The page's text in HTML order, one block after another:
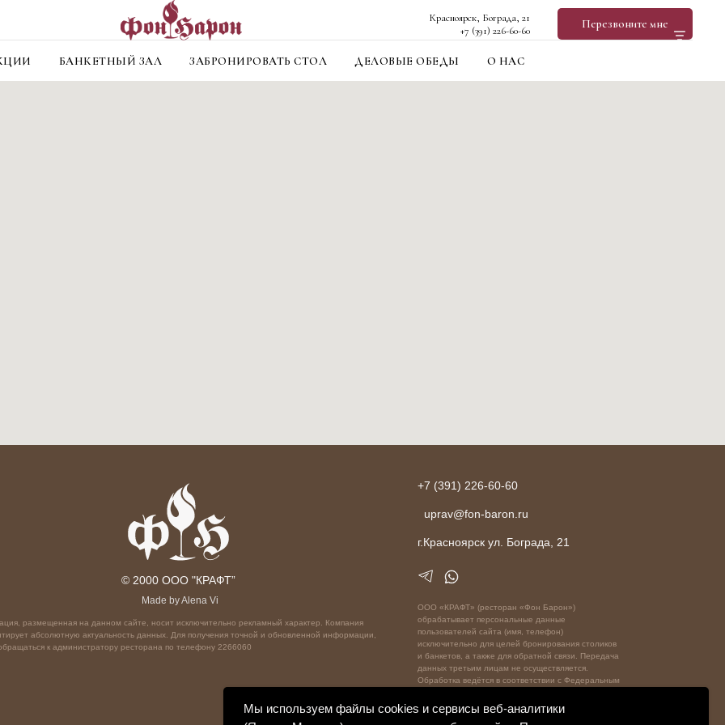
Мы используем файлы cookies и сервисы веб-аналитики
Красноярск, Бограда, 21
+7 (391) 226-60-60
Перезвоните мне
БАНКЕТНЫЙ ЗАЛ ЗАБРОНИРОВАТЬ СТОЛ ДЕЛОВЫЕ ОБЕДЫ О НАС
© 2000 ООО "КРАФТ”
+7 (391) 226-60-60
uprav@fon-baron.ru
г.Красноярск ул. Бограда, 21
ООО «КРАФТ» (ресторан «Фон Барон»)
обрабатывает персональные данные
пользователей сайта (имя, телефон)
исключительно для целей бронирования столиков
и банкетов, а также для обратной связи. Передача
данных третьим лицам не осуществляется.
Обработка ведётся в соответствии с Федеральным
Подробнее см. [Политику обработки персональных
данных]
размещенная на данном сайте, носит исключительно рекламный характер. Компания
абсолютную актуальность данных. Для получения точной и обновленной информации,
к администратору ресторана по телефону 2266060
Made by Alena Vi